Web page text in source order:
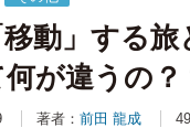
動」する
が違うの？
著者： 前田 龍成